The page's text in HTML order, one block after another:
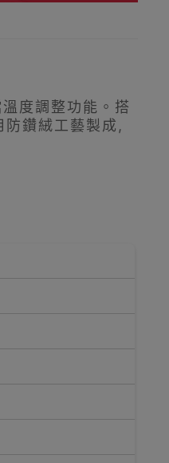
度調整功能。搭
鑽絨工藝製成,